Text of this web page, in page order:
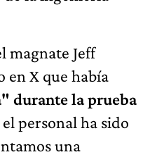
magnate Jeff
en X que había
durante la prueba
personal ha sido
una